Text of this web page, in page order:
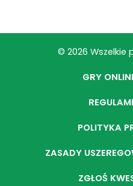
© 2026 Wszelkie
GRY
POLITYKA
ZASADY
ZGŁOŚ